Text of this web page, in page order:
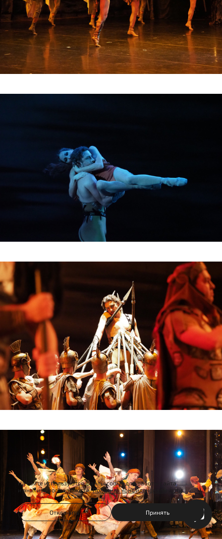
На сайте используются файлы cookie для работы сайта
и анализа посещаемости.Политика конфиденциальности
Отклонить Принять